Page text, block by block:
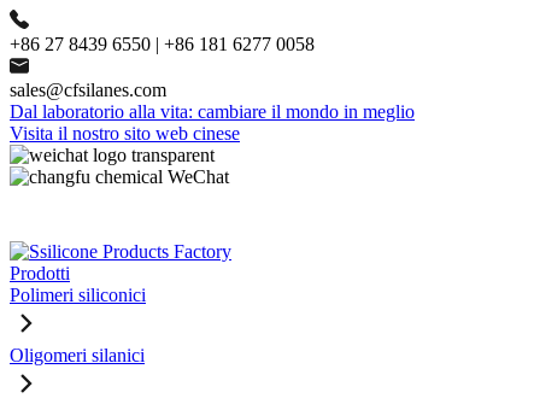
+86 27 8439 6550 | +86 181 6277 0058
sales@cfsilanes.com
Dal laboratorio alla vita: cambiare il mondo in meglio
Visita il nostro sito web cinese
Prodotti
Polimeri siliconici
Oligomeri silanici